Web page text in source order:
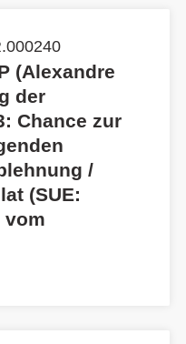
(Alexandre
der
Chance zur
/
(SUE:
vom